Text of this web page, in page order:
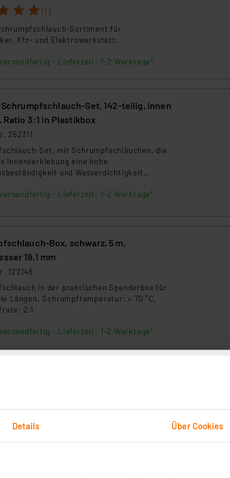
Details Über Cookies
4 5 (1)
Sortiment für
Kfz- und Elektrowerkstatt.
- Lieferzeit: 1-2 Werktage²
Schrumpfschlauch-Set, 142-teilig, innen
Ratio 3:1 in Plastikbox
252311
Set, mit Schrumpfschläuchen, die
Innenverklebung eine hohe
und Wasserdichtigkeit
- Lieferzeit: 1-2 Werktage²
Box, schwarz, 5 m,
19,1 mm
122148
in der praktischen Spenderbox für
Längen. Schrumpftemperatur: > 70 °C,
2:1.
- Lieferzeit: 1-2 Werktage²
12,7 mm